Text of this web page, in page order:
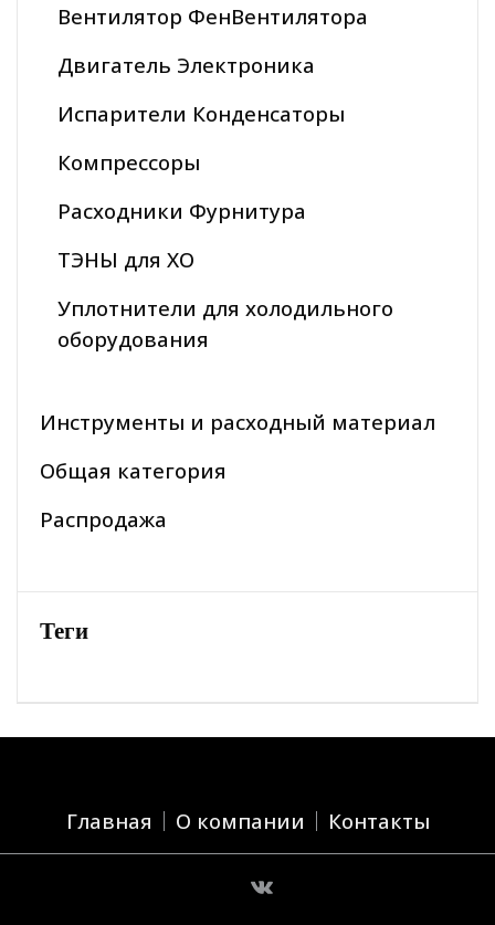
Вентилятор ФенВентилятора
Двигатель Электроника
Испарители Конденсаторы
Компрессоры
Расходники Фурнитура
ТЭНЫ для ХО
Уплотнители для холодильного
оборудования
Инструменты и расходный материал
Общая категория
Распродажа
Теги
Главная О компании Контакты